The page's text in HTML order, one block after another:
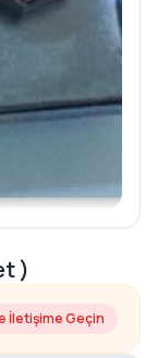
)
İletişime Geçin